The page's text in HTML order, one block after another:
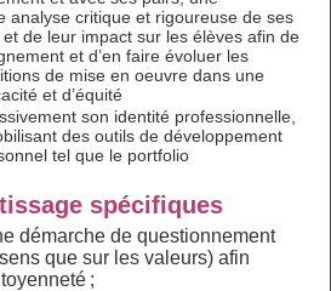
analyse critique et rigoureuse de ses
de leur impact sur les élèves afin de
et d’en faire évoluer les
de mise en oeuvre dans une
et d’équité
son identité professionnelle,
des outils de développement
tel que le portfolio
spécifiques
démarche de questionnement
que sur les valeurs) afin
;